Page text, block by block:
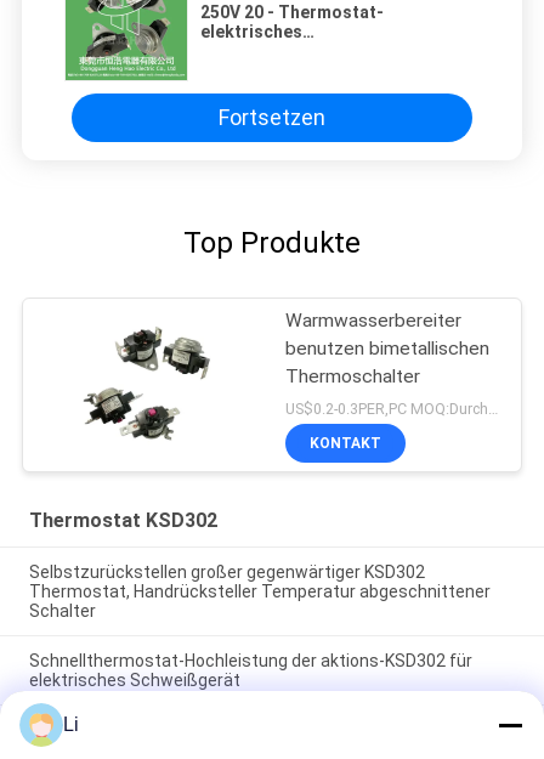
250V 20 - Thermostat-
elektrisches
Fortsetzen
Top Produkte
Warmwasserbereiter
benutzen bimetallischen
Thermoschalter
US$0.2-0.3PER,PC MOQ:Durchkontaktierung
KONTAKT
Thermostat KSD302
Selbstzurückstellen großer gegenwärtiger KSD302
Thermostat, Handrücksteller Temperatur abgeschnittener
Schalter
Schnellthermostat-Hochleistung der aktions-KSD302 für
elektrisches Schweißgerät
Bimetallischer Thermostat der Ölpresse-KSD normalerweise
geschlossen/offene Art verfügbar
Li